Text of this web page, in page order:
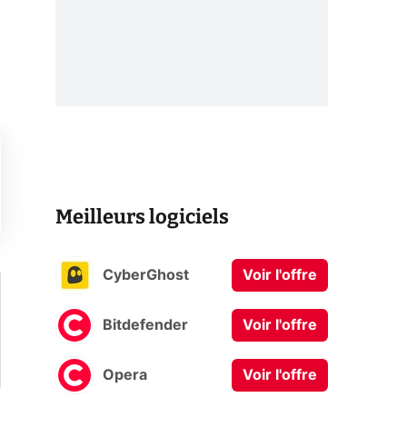
Meilleurs logiciels
CyberGhost Voir l'offre
Bitdefender Voir l'offre
Opera Voir l'offre